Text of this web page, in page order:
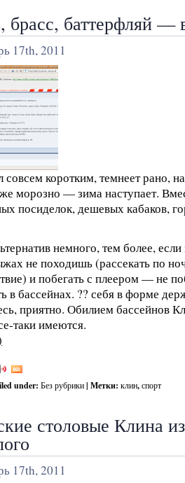
брасс, баттерфляй —
17th, 2011
совсем коротким, темнеет рано,
морозно — зима наступает.
посиделок, дешевых кабаков,
немного, тем более,
не походишь (рассекать по
и побегать с плеером — не
в бассейнах. ?? себя в форме
приятно. Обилием бассейнов
таки имеются.
under: Без рубрики| Метки: клин,спорт
столовые Клина
17th, 2011